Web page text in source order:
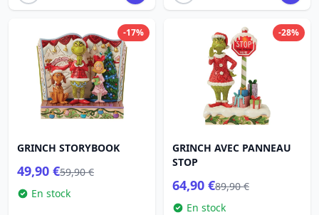
-17%
GRINCH STORYBOOK
49,90 €59,90 €
En stock
-28%
GRINCH AVEC PANNEAU
STOP
64,90 €89,90 €
En stock